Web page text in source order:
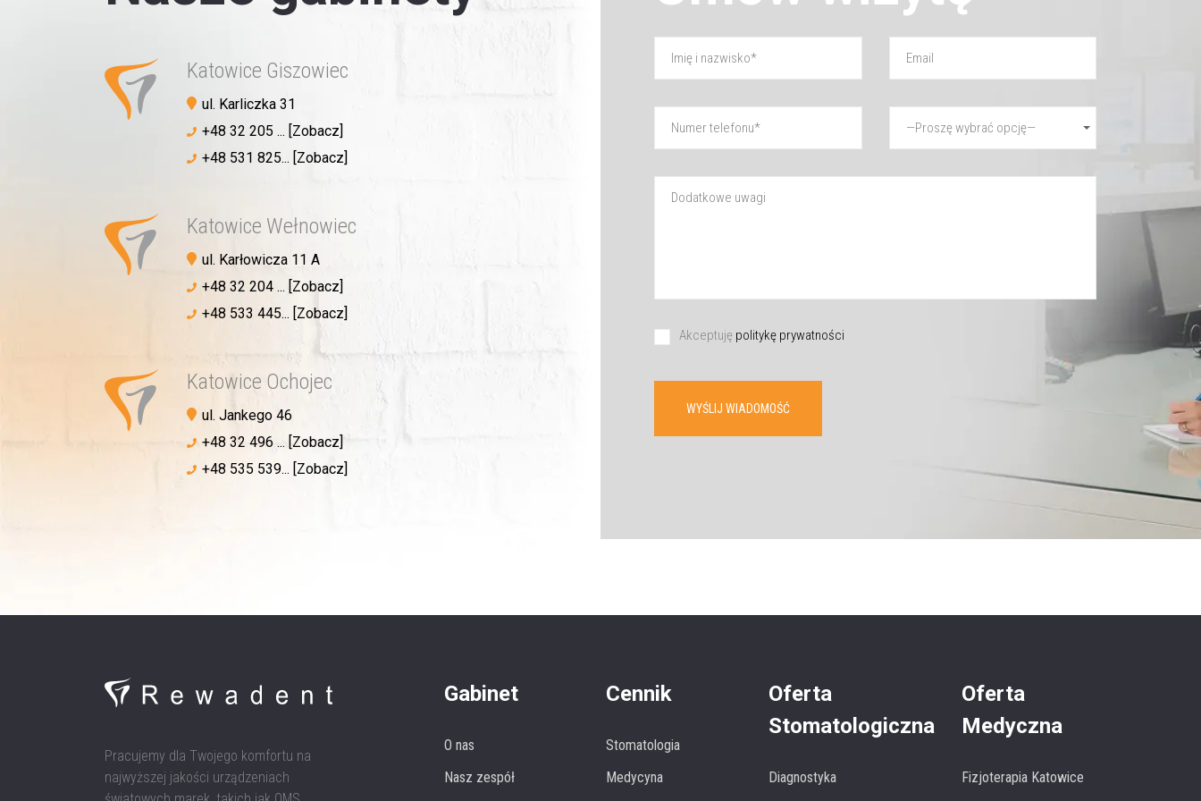
Katowice Giszowiec
ul. Karliczka 31
+48 32 205 ... [Zobacz]
+48 531 825... [Zobacz]
Katowice Wełnowiec
ul. Karłowicza 11 A
+48 32 204 ... [Zobacz]
+48 533 445... [Zobacz]
Katowice Ochojec
ul. Jankego 46
+48 32 496 ... [Zobacz]
+48 535 539... [Zobacz]
Akceptuję politykę prywatności
WYŚLIJ WIADOMOŚĆ
Pracujemy dla Twojego komfortu na
najwyższej jakości urządzeniach
Gabinet
O nas
Nasz zespół
Cennik
Stomatologia
Medycyna
Oferta
Stomatologiczna
Diagnostyka
Oferta
Medyczna
Fizjoterapia Katowice